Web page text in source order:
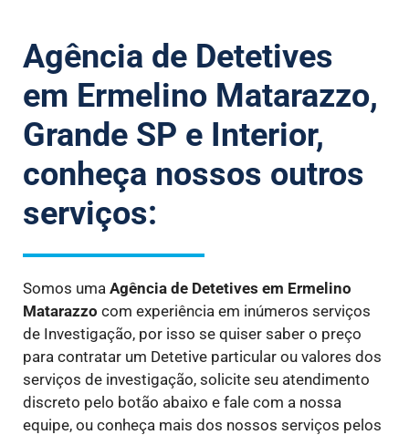
Agência de Detetives
em Ermelino Matarazzo,
Grande SP e Interior,
conheça nossos outros
serviços:
Somos uma Agência de Detetives em Ermelino
Matarazzo com experiência em inúmeros serviços
de Investigação, por isso se quiser saber o preço
para contratar um Detetive particular ou valores dos
serviços de investigação, solicite seu atendimento
discreto pelo botão abaixo e fale com a nossa
equipe, ou conheça mais dos nossos serviços pelos